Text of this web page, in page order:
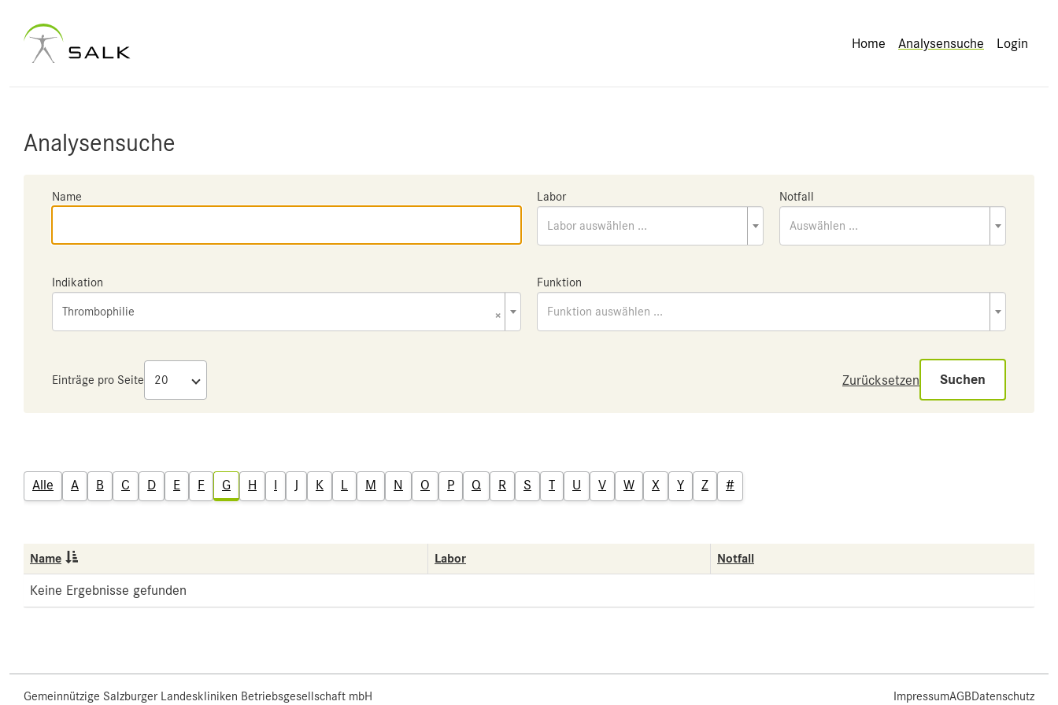
Home Analysensuche Login
Analysensuche
Name Labor
Labor auswählen ...
Notfall
Auswählen ...
Indikation
×
Thrombophilie
Funktion
Funktion auswählen ...
Einträge pro Seite Zurücksetzen Suchen
Alle A B C D E F G H I J K L M N O P Q R S T U V W X Y Z #
Name Labor Notfall
Keine Ergebnisse gefunden
Gemeinnützige Salzburger Landeskliniken Betriebsgesellschaft mbH ImpressumAGBDatenschutz